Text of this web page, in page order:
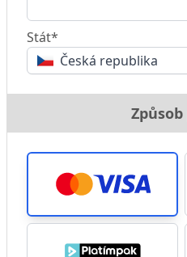
Stát*
Česká republika